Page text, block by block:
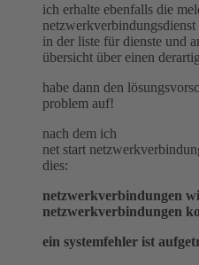
ich erhalte ebenfalls die
netzwerkverbindungsdienst
in der liste für dienste und
übersicht über einen
habe dann den
problem auf!
nach dem ich
net start
dies:
netzwerkverbindungen
netzwerkverbindungen
ein systemfehler ist